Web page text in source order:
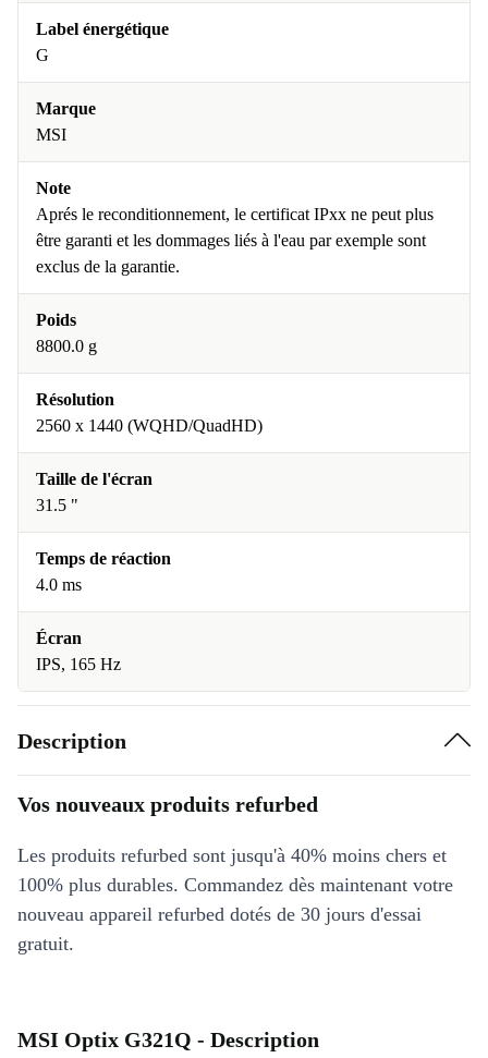
Label énergétique
G
Marque
MSI
Note
Aprés le reconditionnement, le certificat IPxx ne peut plus
être garanti et les dommages liés à l'eau par exemple sont
exclus de la garantie.
Poids
8800.0 g
Résolution
2560 x 1440 (WQHD/QuadHD)
Taille de l'écran
31.5 "
Temps de réaction
4.0 ms
Écran
IPS, 165 Hz
Description
Vos nouveaux produits refurbed
Les produits refurbed sont jusqu'à 40% moins chers et
100% plus durables. Commandez dès maintenant votre
nouveau appareil refurbed dotés de 30 jours d'essai
gratuit.
MSI Optix G321Q - Description